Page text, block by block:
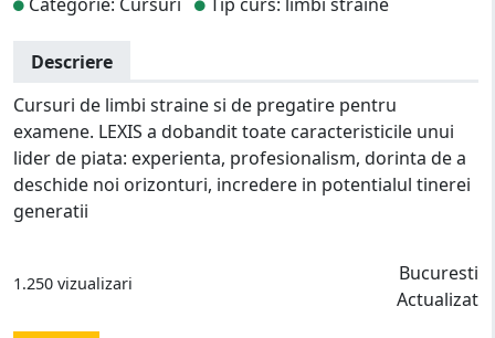
Descriere
Cursuri de limbi straine si de pregatire pentru
examene. LEXIS a dobandit toate caracteristicile unui
lider de piata: experienta, profesionalism, dorinta de a
deschide noi orizonturi, incredere in potentialul tinerei
generatii
1.250 vizualizari
Bucuresti
Actualizat